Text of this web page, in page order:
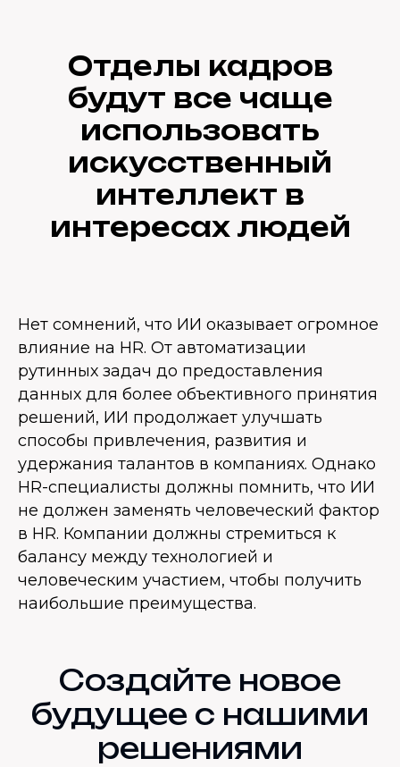
Отделы кадров
будут все чаще
использовать
искусственный
интеллект в
интересах людей
Нет сомнений, что ИИ оказывает огромное
влияние на HR. От автоматизации
рутинных задач до предоставления
данных для более объективного принятия
решений, ИИ продолжает улучшать
способы привлечения, развития и
удержания талантов в компаниях. Однако
HR-специалисты должны помнить, что ИИ
не должен заменять человеческий фактор
в HR. Компании должны стремиться к
балансу между технологией и
человеческим участием, чтобы получить
наибольшие преимущества.
Создайте новое
будущее с нашими
решениями